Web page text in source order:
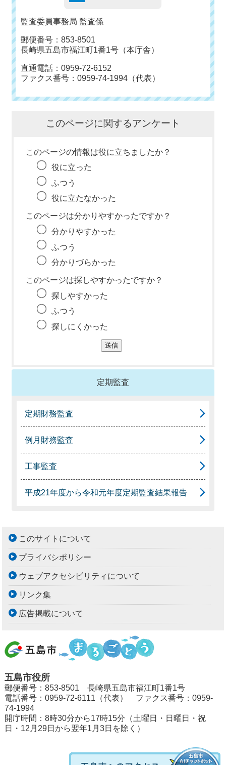
監査委員事務局 監査係
郵便番号：853-8501
長崎県五島市福江町1番1号（本庁舎）
直通電話：0959-72-6152
ファクス番号：0959-74-1994（代表）
このページに関するアンケート
このページの情報は役に立ちましたか？
役に立った
ふつう
役に立たなかった
このページは分かりやすかったですか？
分かりやすかった
ふつう
分かりづらかった
このページは探しやすかったですか？
探しやすかった
ふつう
探しにくかった
定期監査
定期財務監査
例月財務監査
工事監査
平成21年度から令和元年度定期監査結果報告
このサイトについて
プライバシポリシー
ウェブアクセシビリティについて
リンク集
広告掲載について
五島市役所
郵便番号：853-8501 長崎県五島市福江町1番1号
電話番号：0959-72-6111（代表） ファクス番号：0959-
74-1994
開庁時間：8時30分から17時15分（土曜日・日曜日・祝
日・12月29日から翌年1月3日を除く）